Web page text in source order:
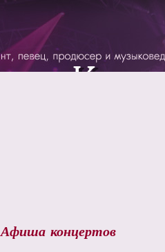
Афиша концертов